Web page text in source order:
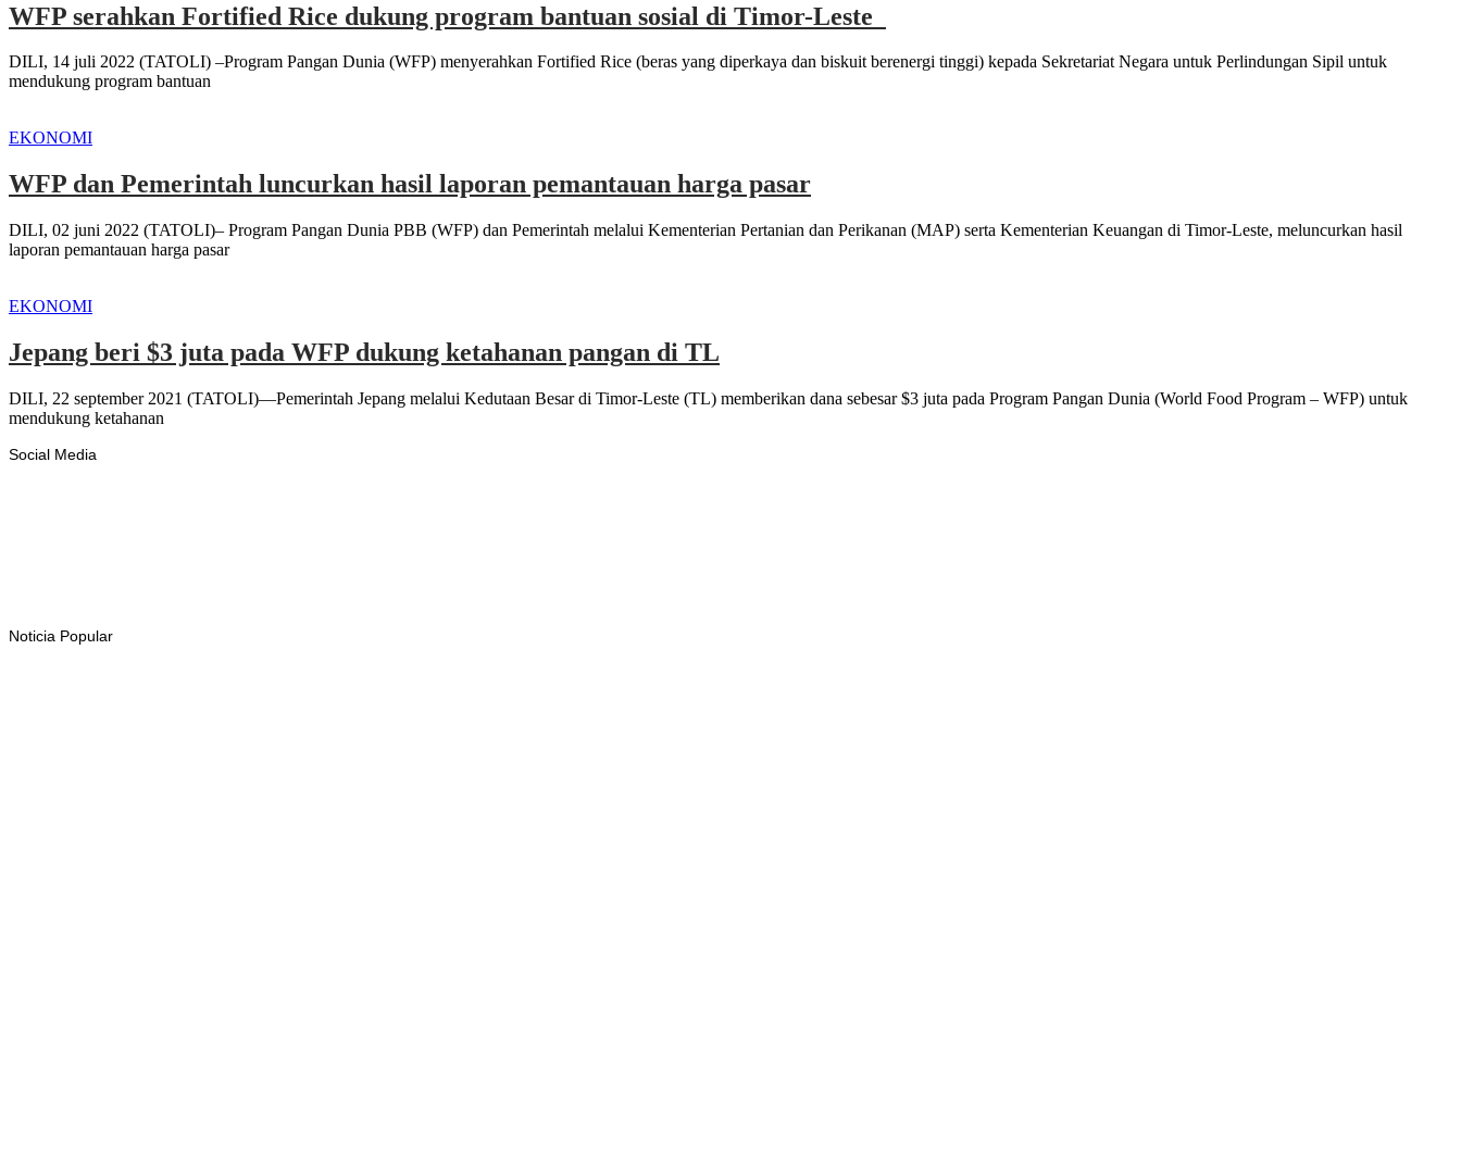
WFP serahkan Fortified Rice dukung program bantuan sosial di Timor-Leste
DILI, 14 juli 2022 (TATOLI) –Program Pangan Dunia (WFP) menyerahkan Fortified Rice (beras yang diperkaya dan biskuit berenergi tinggi) kepada Sekretariat Negara untuk Perlindungan Sipil untuk
mendukung program bantuan
EKONOMI
WFP dan Pemerintah luncurkan hasil laporan pemantauan harga pasar
DILI, 02 juni 2022 (TATOLI)– Program Pangan Dunia PBB (WFP) dan Pemerintah melalui Kementerian Pertanian dan Perikanan (MAP) serta Kementerian Keuangan di Timor-Leste, meluncurkan hasil
laporan pemantauan harga pasar
EKONOMI
Jepang beri $3 juta pada WFP dukung ketahanan pangan di TL
DILI, 22 september 2021 (TATOLI)—Pemerintah Jepang melalui Kedutaan Besar di Timor-Leste (TL) memberikan dana sebesar $3 juta pada Program Pangan Dunia (World Food Program – WFP) untuk
mendukung ketahanan
Social Media
Noticia Popular